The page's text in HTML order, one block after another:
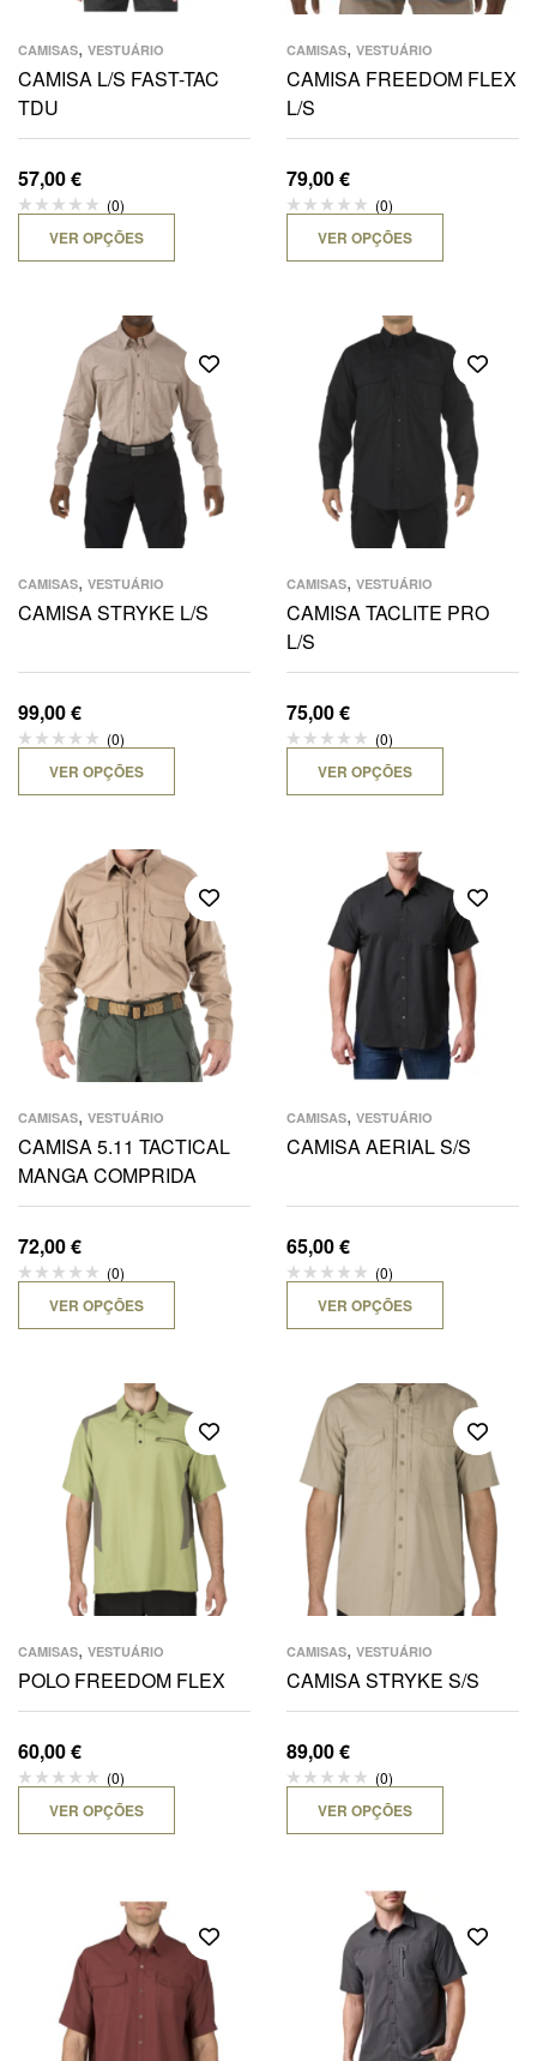
CAMISAS, VESTUÁRIO
CAMISA L/S FAST-TAC
TDU
57,00€
(0)
VER OPÇÕES
CAMISAS, VESTUÁRIO
CAMISA FREEDOM FLEX
L/S
79,00€
(0)
VER OPÇÕES
CAMISAS, VESTUÁRIO
CAMISA STRYKE L/S
99,00€
(0)
VER OPÇÕES
CAMISAS, VESTUÁRIO
CAMISA TACLITE PRO
L/S
75,00€
(0)
VER OPÇÕES
CAMISAS, VESTUÁRIO
CAMISA 5.11 TACTICAL
MANGA COMPRIDA
72,00€
(0)
VER OPÇÕES
CAMISAS, VESTUÁRIO
CAMISA AERIAL S/S
65,00€
(0)
VER OPÇÕES
CAMISAS, VESTUÁRIO
POLO FREEDOM FLEX
60,00€
(0)
VER OPÇÕES
CAMISAS, VESTUÁRIO
CAMISA STRYKE S/S
89,00€
(0)
VER OPÇÕES